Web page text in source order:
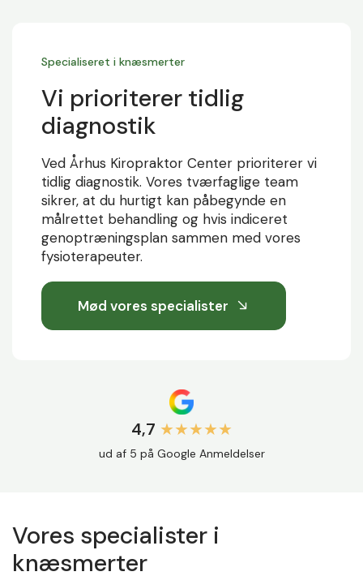
Specialiseret i knæsmerter
Vi prioriterer tidlig
diagnostik
Ved Århus Kiropraktor Center prioriterer vi
tidlig diagnostik. Vores tværfaglige team
sikrer, at du hurtigt kan påbegynde en
målrettet behandling og hvis indiceret
genoptræningsplan sammen med vores
fysioterapeuter.
Mød vores specialister
4,7 ★★★★★
ud af 5 på Google Anmeldelser
Vores specialister i
knæsmerter